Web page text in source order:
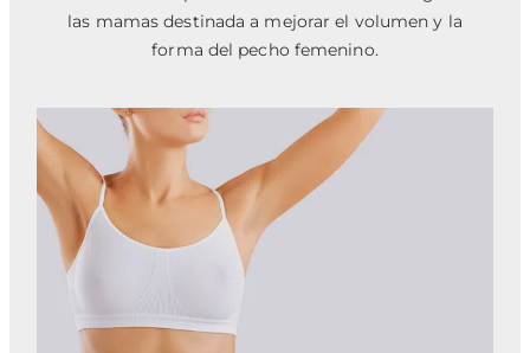
las mamas destinada a mejorar el volumen y la
forma del pecho femenino.